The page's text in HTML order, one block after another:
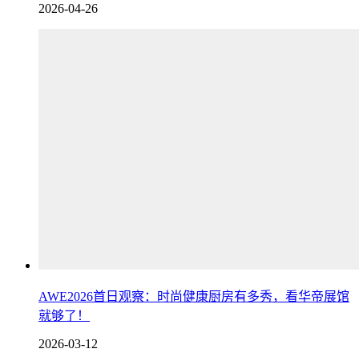
2026-04-26
AWE2026首日观察：时尚健康厨房有多秀，看华帝展馆
就够了！
2026-03-12